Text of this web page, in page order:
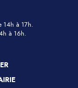
14h à 17h.
à 16h.